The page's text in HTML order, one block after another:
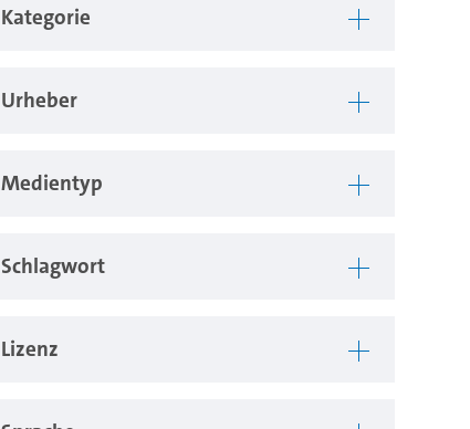
Kategorie
Urheber
Medientyp
Schlagwort
Lizenz